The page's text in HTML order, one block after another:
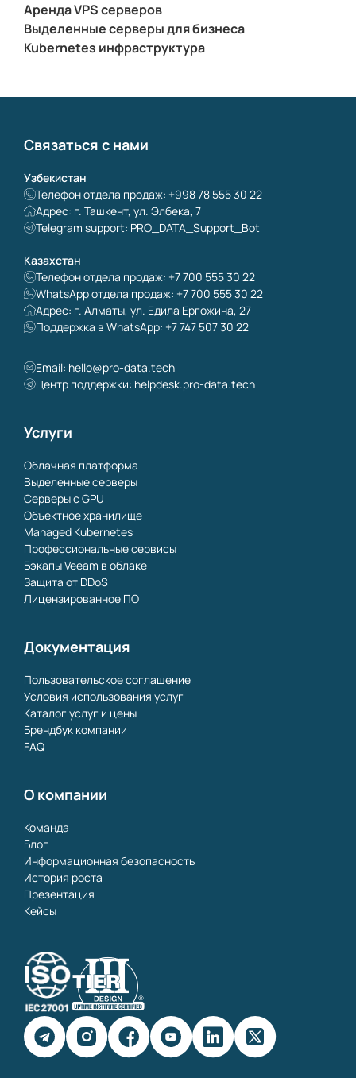
Аренда VPS серверов
Выделенные серверы для бизнеса
Kubernetes инфраструктура
Связаться с нами
Узбекистан
Телефон отдела продаж: +998 78 555 30 22
Адрес: г. Ташкент, ул. Элбека, 7
Telegram support: PRO_DATA_Support_Bot
Казахстан
Телефон отдела продаж: +7 700 555 30 22
WhatsApp отдела продаж: +7 700 555 30 22
Адрес: г. Алматы, ул. Едила Ергожина, 27
Поддержка в WhatsApp: +7 747 507 30 22
Email: hello@pro-data.tech
Центр поддержки: helpdesk.pro-data.tech
Услуги
Облачная платформа
Выделенные серверы
Серверы с GPU
Объектное хранилище
Managed Kubernetes
Профессиональные сервисы
Бэкапы Veeam в облаке
Защита от DDoS
Лицензированное ПО
Документация
Пользовательское соглашение
Условия использования услуг
Каталог услуг и цены
Брендбук компании
FAQ
О компании
Команда
Блог
Информационная безопасность
История роста
Презентация
Кейсы